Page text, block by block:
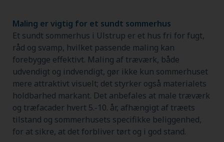
Maling er vigtig for et sundt sommerhus
Et sundt sommerhus i Ulstrup er et hus fri for fugt,
råd og svamp, hvilket passende maling kan
forebygge effektivt. Maling af træværk, både
udvendigt og indvendigt, gør ikke kun sommerhuset
mere attraktivt visuelt; det styrker også materialets
holdbarhed markant. Det anbefales at male træværk
og træfacader hvert 5.-10. år, afhængigt af træets
tilstand og sommerhusets specifikke beliggenhed,
for at sikre, at det forbliver tørt og i god stand.